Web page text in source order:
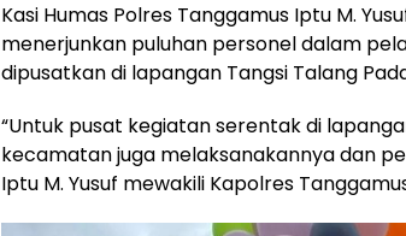
Kasi Humas Polres Tanggamus Iptu M.
menerjunkan puluhan personel dalam
dipusatkan di lapangan Tangsi Talang
“Untuk pusat kegiatan serentak di
kecamatan juga melaksanakannya dan
Iptu M. Yusuf mewakili Kapolres